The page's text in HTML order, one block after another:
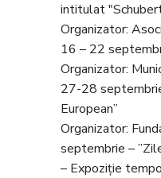
intitulat
Organizator:
16 – 22
Organizator:
27-28
European”
Organizator:
septembrie –
– Expoziție